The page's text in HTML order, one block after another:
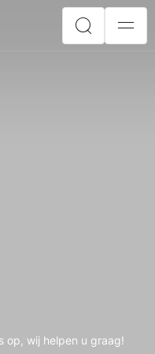
op, wij helpen u graag!